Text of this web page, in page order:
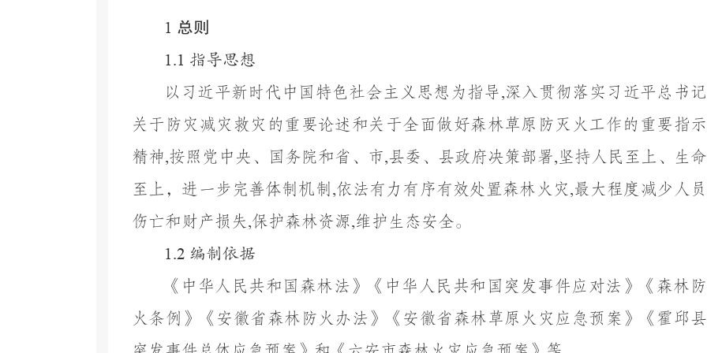
1 总则
1.1 指导思想
以习近平新时代中国特色社会主义思想为指导,深入贯彻落实习近平总书记
关于防灾减灾 救 灾的重要论述和关于全面做好森林草原防 灭 火工作的重要指示
精神,按照党中央 、国务院和省 、 市,县委、 县政府决策部署, 坚持人民至上 、
生命
至上 ， 进一步完善体制机制,依法有力有序有效处置森林火灾,最大程度减少人员
伤亡和财产损失,保护森林资源,维护生态安全。
1.2 编制依据
《中华人民共和国森林法》《中华人民共和国突发事件应对法》《森林防
火条例》《安徽省森林防火办法》《安徽省森林草原 火 灾应急预案》《 霍邱县